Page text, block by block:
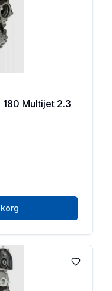
Multijet 2.3
Lägg till